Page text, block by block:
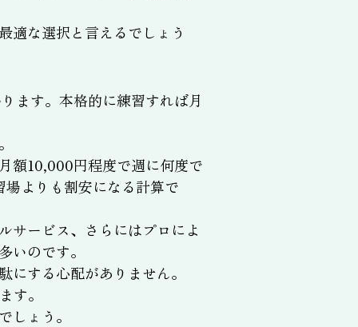
適な選択と言えるでしょう
ます。本格的に練習すれば月
額10,000円程度で週に何度で
よりも割安になる計算で
サービス、さらにはプロによ
のです。
する心配がありません。
す。
しょう。